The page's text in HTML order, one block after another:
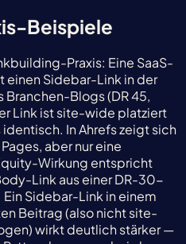
Beispiele
Praxis: Eine SaaS-
einen Sidebar-Link in der
Branchen-Blogs (DR 45,
Link ist site-wide platziert
In Ahrefs zeigt sich
aber nur eine
Wirkung entspricht
Link aus einer DR-30-
Sidebar-Link in einem
Beitrag (also nicht site-
wirkt deutlich stärker —